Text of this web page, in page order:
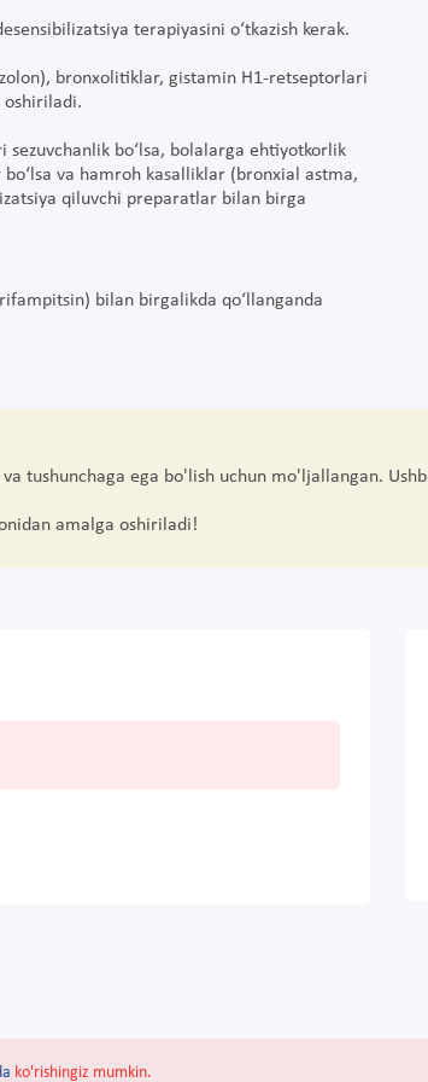
terapiyasini o‘tkazish kerak.
bronxolitiklar, gistamin H1-retseptorlari
oshiriladi.
bo‘lsa, bolalarga ehtiyotkorlik
va hamroh kasalliklar (bronxial astma,
qiluvchi preparatlar bilan birga
bilan birgalikda qo‘llanganda
tushunchaga ega bo'lish uchun mo'ljallangan.
amalga oshiriladi!
ko'rishingiz mumkin.